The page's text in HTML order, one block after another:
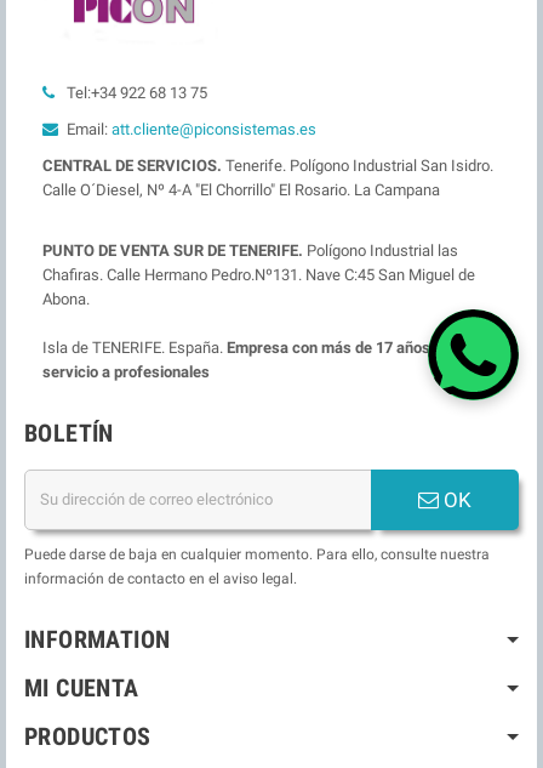
Tel:+34 922 68 13 75
Email: att.cliente@piconsistemas.es
CENTRAL DE SERVICIOS. Tenerife. Polígono Industrial San Isidro.
Calle O´Diesel, Nº 4-A "El Chorrillo" El Rosario. La Campana
PUNTO DE VENTA SUR DE TENERIFE. Polígono Industrial las
Chafiras. Calle Hermano Pedro.Nº131. Nave C:45 San Miguel de
Abona.
Isla de TENERIFE. España. Empresa con más de 17 años ofreciendo
servicio a profesionales
BOLETÍN
OK
Puede darse de baja en cualquier momento. Para ello, consulte nuestra
información de contacto en el aviso legal.
INFORMATION
MI CUENTA
PRODUCTOS